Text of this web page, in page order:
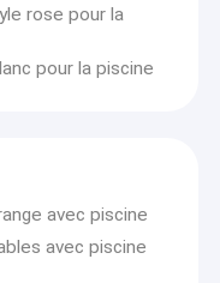
rose pour la
pour la piscine
avec piscine
avec piscine